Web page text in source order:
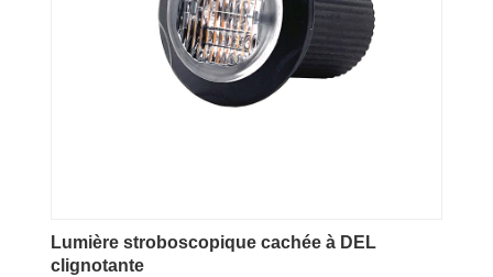
Lumière stroboscopique cachée à DEL
clignotante